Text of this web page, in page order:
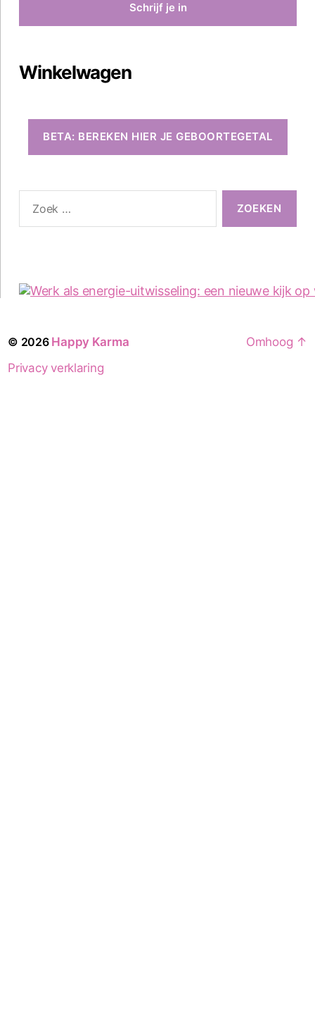
Winkelwagen
BETA: BEREKEN HIER JE GEBOORTEGETAL
naar:
© 2026 Happy Karma
Privacy verklaring
Omhoog ↑